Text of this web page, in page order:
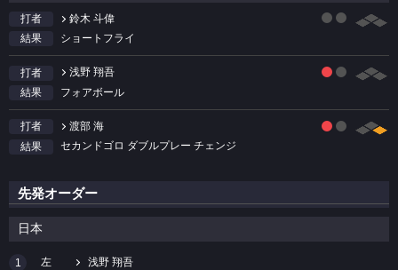
打者
鈴木 斗偉
結果
ショートフライ
打者
浅野 翔吾
結果
フォアボール
打者
渡部 海
結果
セカンドゴロ ダブルプレー チェンジ
先発オーダー
日本
1 左 浅野 翔吾